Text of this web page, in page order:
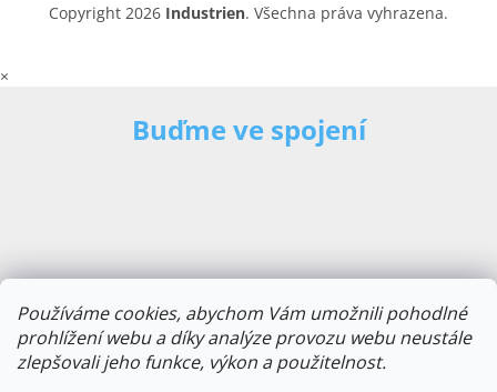
Používáme cookies, abychom Vám umožnili pohodlné
prohlížení webu a díky analýze provozu webu neustále
zlepšovali jeho funkce, výkon a použitelnost.
Copyright 2026 Industrien. Všechna práva vyhrazena.
×
Buďme ve spojení